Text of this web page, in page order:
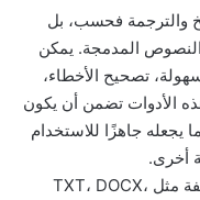
والترجمة فحسب، بل
المدمجة. يمكن
تصحيح الأخطاء،
الأدوات تضمن أن يكون
يجعله جاهزًا للاستخدام
أخرى.
كما يمكن تصدير النصوص بتنسيقات مختلفة مثل TXT، DOCX،